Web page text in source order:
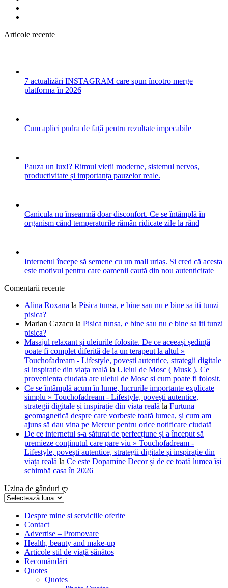
Articole recente
7 actualizări INSTAGRAM care spun încotro merge
platforma în 2026
Cum aplici pudra de față pentru rezultate impecabile
Pauza un lux!? Ritmul vieții moderne, sistemul nervos,
productivitate și importanța pauzelor reale.
Canicula nu înseamnă doar disconfort. Ce se întâmplă în
organism când temperaturile rămân ridicate zile la rând
Internetul începe să semene cu un mall uriaș. Și cred că acesta
este motivul pentru care oamenii caută din nou autenticitate
Comentarii recente
Alina Roxana la Pisica tunsa, e bine sau nu e bine sa iti tunzi
pisica?
Marian Cazacu la Pisica tunsa, e bine sau nu e bine sa iti tunzi
pisica?
Masajul relaxant și uleiurile folosite. De ce aceeași ședință
poate fi complet diferită de la un terapeut la altul »
Touchofadream - Lifestyle, povești autentice, strategii digitale
și inspirație din viața reală la Uleiul de Mosc ( Musk ). Ce
provenienta ciudata are uleiul de Mosc si cum poate fi folosit.
Ce se întâmplă acum în lume, lucrurile importante explicate
simplu » Touchofadream - Lifestyle, povești autentice,
strategii digitale și inspirație din viața reală la Furtuna
geomagnetică despre care vorbește toată lumea, și cum am
ajuns să dau vina pe Mercur pentru orice notificare ciudată
De ce internetul s-a săturat de perfecțiune și a început să
premieze conținutul care pare viu » Touchofadream -
Lifestyle, povești autentice, strategii digitale și inspirație din
viața reală la Ce este Dopamine Decor și de ce toată lumea își
schimbă casa în 2026
Uzina de gânduri ღ
Uzina
gânduriDespre mine și serviciile oferite
Contact
Advertise – Promovare
Health, beauty and make-up
Articole stil de viață sănătos
Recomăndări
Quotes
Quotes